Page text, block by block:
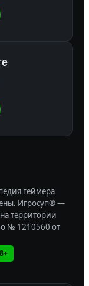
геймера
Игросуп® —
территории
№ 1210560 от